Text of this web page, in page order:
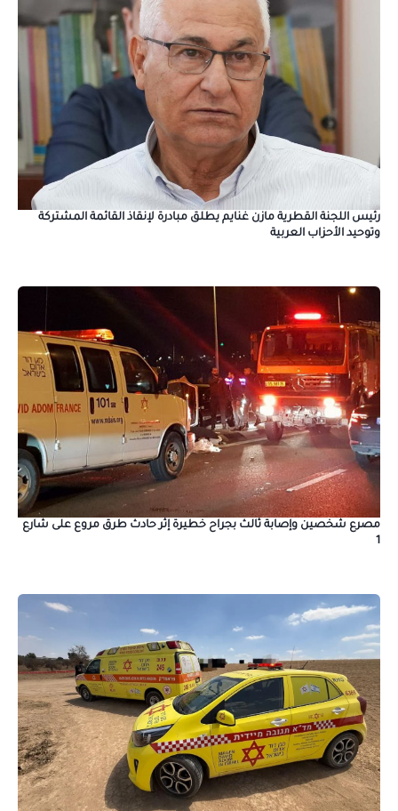
رئيس اللجنة القطرية مازن غنايم يطلق مبادرة لإنقاذ القائمة المشتركة
وتوحيد الأحزاب العربية
مصرع شخصين وإصابة ثالث بجراح خطيرة إثر حادث طرق مروع على شارع
1